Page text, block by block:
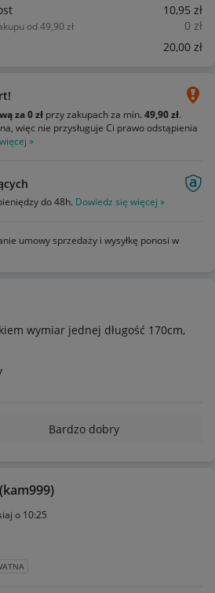
10,95 zł
od 49,90 zł 0 zł
20,00 zł
za 0 zł przy zakupach za min. 49,90 zł.
więc nie przysługuje Ci prawo odstąpienia
»
do 48h. Dowiedz się więcej »
umowy sprzedaży i wysyłkę ponosi w
wymiar jednej długość 170cm,
Bardzo dobry
o 10:25